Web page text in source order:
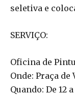
seletiva e
SERVIÇO:
Oficina de
Onde: Praça
Quando: De 12